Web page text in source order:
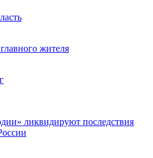
жителя
ликвидируют последствия